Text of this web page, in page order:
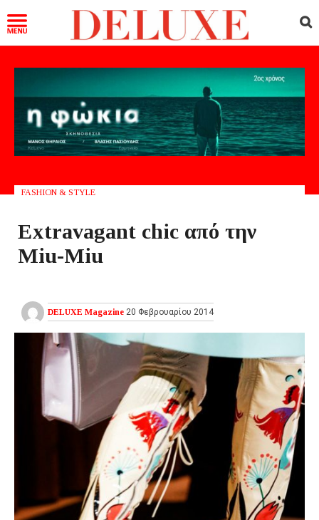
FASHION & STYLE
Extravagant chic από την
Miu-Miu
DELUXE Magazine 20 Φεβρουαρίου 2014